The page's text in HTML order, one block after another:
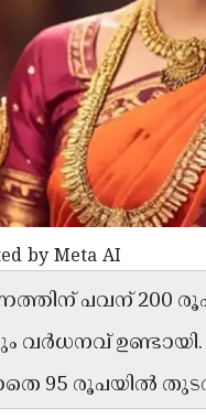
by Meta AI
പവന് 200
വർധനവ് ഉണ്ടായി.
95 രൂപയിൽ